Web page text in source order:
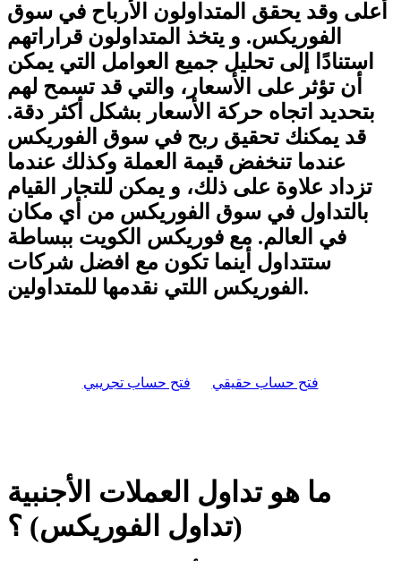
أعلى وقد يحقق المتداولون الأرباح في سوق
الفوريكس. و يتخذ المتداولون قراراتهم
استنادًا إلى تحليل جميع العوامل التي يمكن
أن تؤثر على الأسعار، والتي قد تسمح لهم
بتحديد اتجاه حركة الأسعار بشكل أكثر دقة.
قد يمكنك تحقيق ربح في سوق الفوريكس
عندما تنخفض قيمة العملة وكذلك عندما
تزداد علاوة على ذلك، و يمكن للتجار القيام
بالتداول في سوق الفوريكس من أي مكان
في العالم. مع فوريكس الكويت ببساطة
ستتداول أينما تكون مع افضل شركات
الفوريكس اللتي نقدمها للمتداولين.
فتح حساب حقيقي فتح حساب تجريبي
ما هو تداول العملات الأجنبية
(تداول الفوريكس) ؟